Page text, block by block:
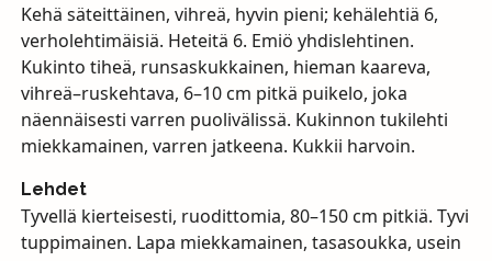
Kehä säteittäinen, vihreä, hyvin pieni; kehälehtiä 6,
verholehtimäisiä. Heteitä 6. Emiö yhdislehtinen.
Kukinto tiheä, runsaskukkainen, hieman kaareva,
vihreä–ruskehtava, 6–10 cm pitkä puikelo, joka
näennäisesti varren puolivälissä. Kukinnon tukilehti
miekkamainen, varren jatkeena. Kukkii harvoin.
Lehdet
Tyvellä kierteisesti, ruodittomia, 80–150 cm pitkiä. Tyvi
tuppimainen. Lapa miekkamainen, tasasoukka, usein